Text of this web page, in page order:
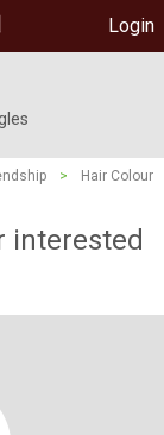
Login
>
Hair Colour
interested